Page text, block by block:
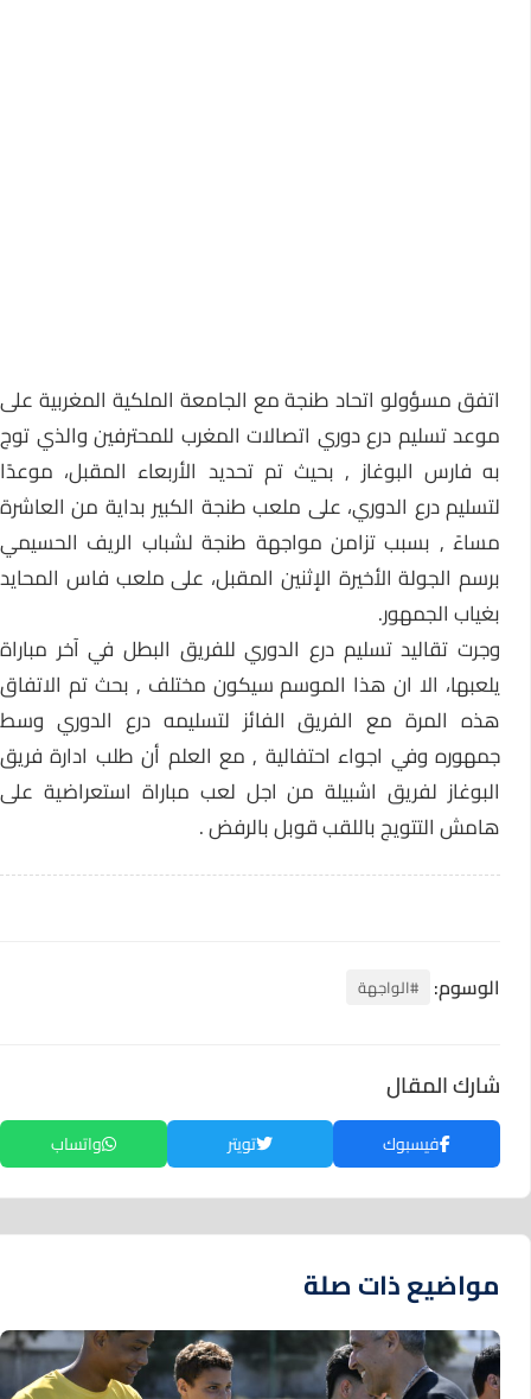
اتفق مسؤولو اتحاد طنجة مع الجامعة الملكية المغربية على
موعد تسليم درع دوري اتصالات المغرب للمحترفين والذي توج
به فارس البوغاز , بحيث تم تحديد الأربعاء المقبل، موعدًا
لتسليم درع الدوري، على ملعب طنجة الكبير بداية من العاشرة
مساءً , بسبب تزامن مواجهة طنجة لشباب الريف الحسيمي
برسم الجولة الأخيرة الإثنين المقبل، على ملعب فاس المحايد
بغياب الجمهور.
وجرت تقاليد تسليم درع الدوري للفريق البطل في آخر مباراة
يلعبها، الا ان هذا الموسم سيكون مختلف , بحث تم الاتفاق
هذه المرة مع الفريق الفائز لتسليمه درع الدوري وسط
جمهوره وفي اجواء احتفالية , مع العلم أن طلب ادارة فريق
البوغاز لفريق اشبيلة من اجل لعب مباراة استعراضية على
هامش التتويج باللقب قوبل بالرفض .
الوسوم: #الواجهة
شارك المقال
فيسبوك تويتر واتساب
مواضيع ذات صلة